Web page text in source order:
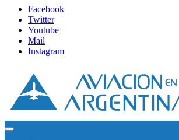
Facebook
Twitter
Youtube
Mail
Instagram